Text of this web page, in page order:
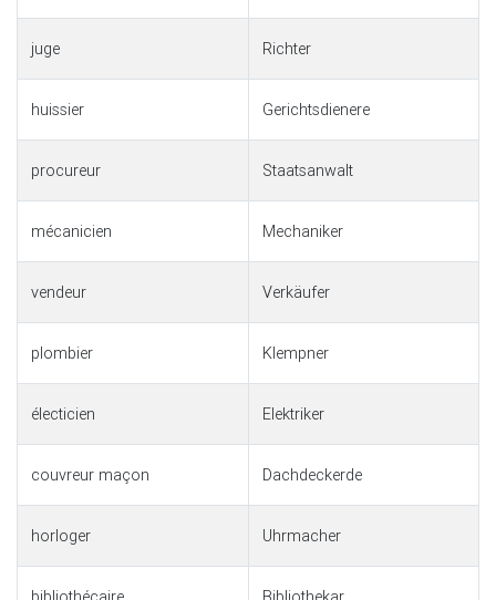
juge Richter
huissier Gerichtsdienere
procureur Staatsanwalt
mécanicien Mechaniker
vendeur Verkäufer
plombier Klempner
électicien Elektriker
couvreur maçon Dachdeckerde
horloger Uhrmacher